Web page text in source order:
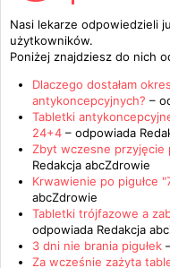
Nasi lekarze odpowiedzieli
użytkowników.
Poniżej znajdziesz do nich
Dlaczego dostałam
antykoncepcyjnych? –
Tabletki
24+4 – odpowiada
Zbyt wczesne przyjęcie
Redakcja abcZdrowie
Krwawienie po pigułce
abcZdrowie
Tabletki trójfazowe a
odpowiada Redakcja
3 dni nie brania pigułek
Za wcześnie zażyta